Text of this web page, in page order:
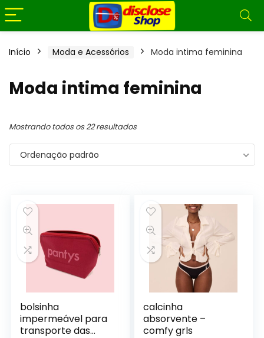
Início Moda e Acessórios Moda intima feminina
Moda intima feminina
Mostrando todos os 22 resultados
Ordenação padrão
bolsinha
impermeável para
transporte das
calcinha
absorvente –
comfy grls